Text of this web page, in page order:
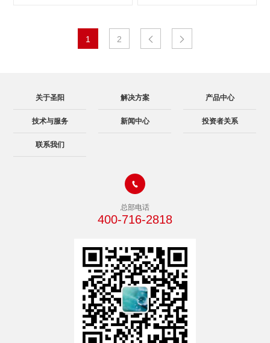
1 2  
关于圣阳 解决方案 产品中心
技术与服务 新闻中心 投资者关系
联系我们

总部电话
400-716-2818